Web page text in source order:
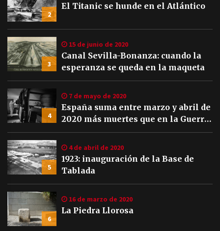
2
El Titanic se hunde en el Atlántico
3
15 de junio de 2020
Canal Sevilla-Bonanza: cuando la
esperanza se queda en la maqueta
4
7 de mayo de 2020
España suma entre marzo y abril de
2020 más muertes que en la Guerra
Civil
5
4 de abril de 2020
1923: inauguración de la Base de
Tablada
6
16 de marzo de 2020
La Piedra Llorosa